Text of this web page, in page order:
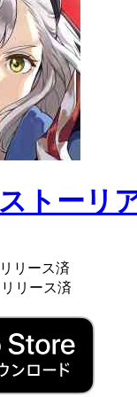
トーリ
リリース済
リリース済